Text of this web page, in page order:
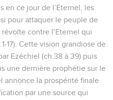
en ce jour de l’Eternel, les
pour attaquer le peuple de
contre l’Eternel qui
17). Cette vision grandiose de
Ezéchiel (ch.38 à 39) puis
une dernière prophétie sur le
annonce la prospérité finale
par une source qui